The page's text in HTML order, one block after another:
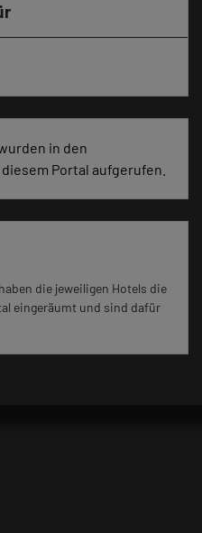
in den
Portal aufgerufen.
die jeweiligen Hotels die
eingeräumt und sind dafür